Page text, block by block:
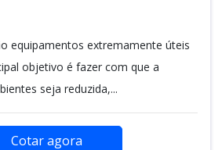
equipamentos extremamente úteis
objetivo é fazer com que a
seja reduzida,...
Cotar agora